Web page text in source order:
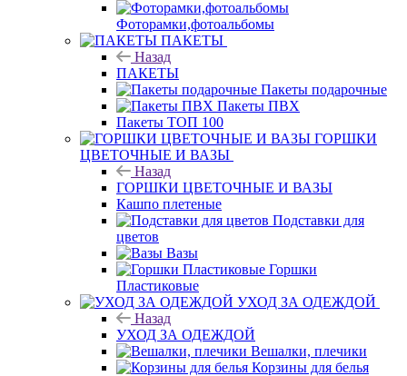
Фоторамки,фотоальбомы
ПАКЕТЫ
Назад
ПАКЕТЫ
Пакеты подарочные
Пакеты ПВХ
Пакеты ТОП 100
ГОРШКИ
ЦВЕТОЧНЫЕ И ВАЗЫ
Назад
ГОРШКИ ЦВЕТОЧНЫЕ И ВАЗЫ
Кашпо плетеные
Подставки для
цветов
Вазы
Горшки
Пластиковые
УХОД ЗА ОДЕЖДОЙ
Назад
УХОД ЗА ОДЕЖДОЙ
Вешалки, плечики
Корзины для белья